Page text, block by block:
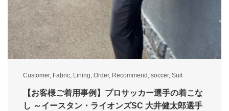
Customer, Fabric, Lining, Order, Recommend , soccer, Suit
【お客様ご着用事例】プロサッカー選手の着こな
し ～イースタン・ライオンズSC 大井健太郎選手